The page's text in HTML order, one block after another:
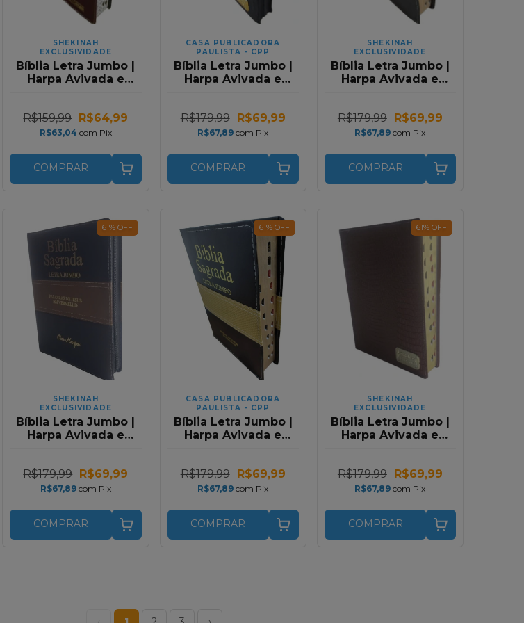
SHEKINAH
EXCLUSIVIDADE
Bíblia Letra Jumbo |
Harpa Avivada e
R$159,99 R$64,99
R$63,04 com Pix
COMPRAR
CASA PUBLICADORA
PAULISTA - CPP
Bíblia Letra Jumbo |
Harpa Avivada e
Preto
R$179,99 R$69,99
R$67,89com Pix
COMPRAR
SHEKINAH
EXCLUSIVIDADE
Bíblia Letra Jumbo |
Harpa Avivada e
Vinho
R$179,99 R$69,99
R$67,89com Pix
COMPRAR
61% OFF
SHEKINAH
EXCLUSIVIDADE
Bíblia Letra Jumbo |
Harpa Avivada e
Gold
R$179,99 R$69,99
R$67,89 com Pix
COMPRAR
61% OFF
CASA PUBLICADORA
PAULISTA - CPP
Bíblia Letra Jumbo |
Harpa Avivada e
Dourado
R$179,99 R$69,99
R$67,89com Pix
COMPRAR
61% OFF
SHEKINAH
EXCLUSIVIDADE
Bíblia Letra Jumbo |
Harpa Avivada e
R$179,99 R$69,99
R$67,89com Pix
COMPRAR